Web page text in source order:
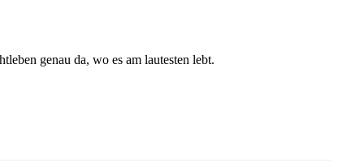
genau da, wo es am lautesten lebt.